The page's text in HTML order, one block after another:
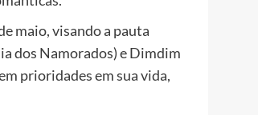
maio, visando a pauta
dos Namorados) e Dimdim
prioridades em sua vida,